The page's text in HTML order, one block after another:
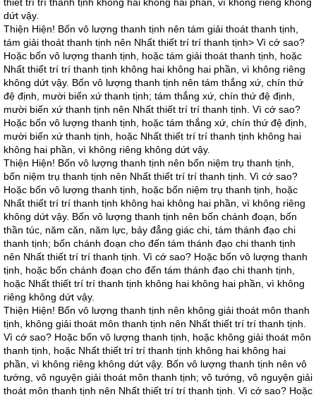
dứt vậy.
Thiện Hiện! Bốn vô lượng thanh tịnh nên tám giải thoát thanh tịnh,
tám giải thoát thanh tịnh nên Nhất thiết trí trí thanh tịnh> Vì cớ sao?
Hoặc bốn vô lượng thanh tịnh, hoặc tám giải thoát thanh tịnh, hoặc
Nhất thiết trí trí thanh tịnh không hai không hai phần, vì không riêng
không dứt vậy. Bốn vô lượng thanh tịnh nên tám thắng xứ, chín thứ
đệ định, mười biến xứ thanh tịnh; tám thắng xứ, chín thứ đệ định,
mười biến xứ thanh tịnh nên Nhất thiết trí trí thanh tịnh. Vì cớ sao?
Hoặc bốn vô lượng thanh tịnh, hoặc tám thắng xứ, chín thứ đệ định,
mười biến xứ thanh tịnh, hoặc Nhất thiết trí trí thanh tịnh không hai
không hai phần, vì không riêng không dứt vậy.
Thiện Hiện! Bốn vô lượng thanh tịnh nên bốn niệm trụ thanh tịnh,
bốn niệm trụ thanh tịnh nên Nhất thiết trí trí thanh tịnh. Vì cớ sao?
Hoặc bốn vô lượng thanh tịnh, hoặc bốn niệm trụ thanh tịnh, hoặc
Nhất thiết trí trí thanh tịnh không hai không hai phần, vì không riêng
không dứt vậy. Bốn vô lượng thanh tịnh nên bốn chánh đoạn, bốn
thần túc, năm căn, năm lực, bảy đẳng giác chi, tám thánh đạo chi
thanh tịnh; bốn chánh đoạn cho đến tám thánh đạo chi thanh tịnh
nên Nhất thiết trí trí thanh tịnh. Vì cớ sao? Hoặc bốn vô lượng thanh
tịnh, hoặc bốn chánh đoạn cho đến tám thánh đạo chi thanh tịnh,
hoặc Nhất thiết trí trí thanh tịnh không hai không hai phần, vì không
riêng không dứt vậy.
Thiện Hiện! Bốn vô lượng thanh tịnh nên không giải thoát môn thanh
tịnh, không giải thoát môn thanh tịnh nên Nhất thiết trí trí thanh tịnh.
Vì cớ sao? Hoặc bốn vô lượng thanh tịnh, hoặc không giải thoát môn
thanh tịnh, hoặc Nhất thiết trí trí thanh tịnh không hai không hai
phần, vì không riêng không dứt vậy. Bốn vô lượng thanh tịnh nên vô
tướng, vô nguyện giải thoát môn thanh tịnh; vô tướng, vô nguyện giải
thoát môn thanh tịnh nên Nhất thiết trí trí thanh tịnh. Vì cớ sao? Hoặc